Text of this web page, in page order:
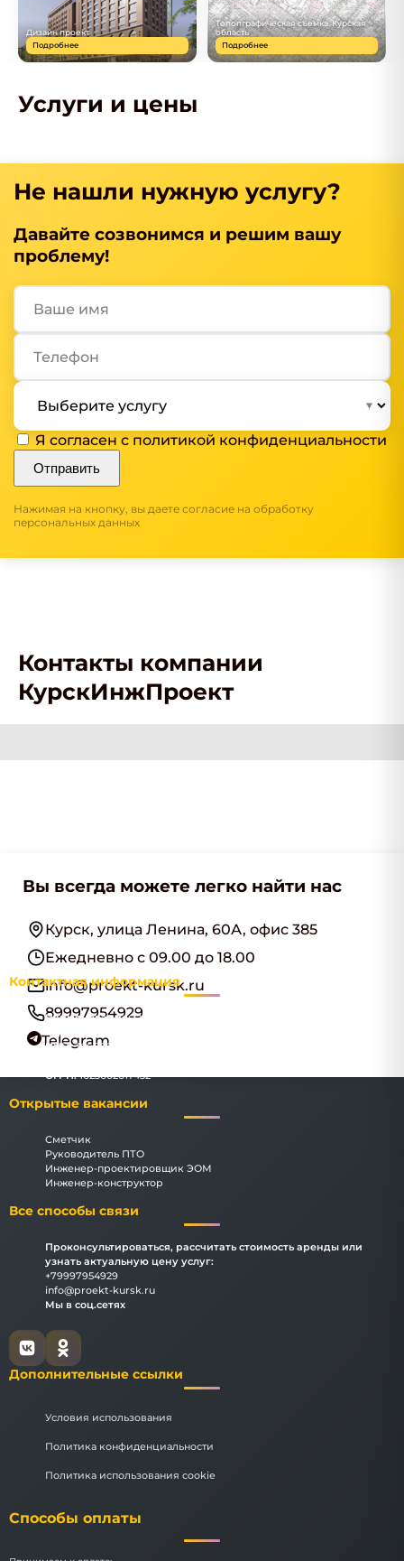
Дизайн проект
Подробнее
Топопграфическая съемка. Курская
область
Подробнее
Услуги и цены
Не нашли нужную услугу?
Давайте созвонимся и решим вашу
проблему!
Я согласен с политикой конфиденциальности
Отправить
Нажимая на кнопку, вы даете согласие на обработку
персональных данных
Контакты компании
КурскИнжПроект
Вы всегда можете легко найти нас
Курск, улица Ленина, 60А, офис 385
Ежедневно с 09.00 до 18.00
info@proekt-kursk.ru
89997954929
Telegram
Контактная информация
Наименование:ООО "КурскИнжПроект"
Адрес:
ИНН:3666069183
ОГРН:1023602617432
Открытые вакансии
Сметчик
Руководитель ПТО
Инженер-проектировщик ЭОМ
Инженер-конструктор
Все способы связи
Проконсультироваться, рассчитать стоимость аренды или
узнать актуальную цену услуг:
+79997954929
info@proekt-kursk.ru
Мы в соц.сетях
Дополнительные ссылки
Условия использования
Политика конфиденциальности
Политика использования cookie
Способы оплаты